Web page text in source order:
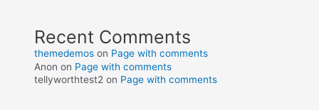
Recent Comments
themedemos on Page with comments
Anon on Page with comments
tellyworthtest2 on Page with comments